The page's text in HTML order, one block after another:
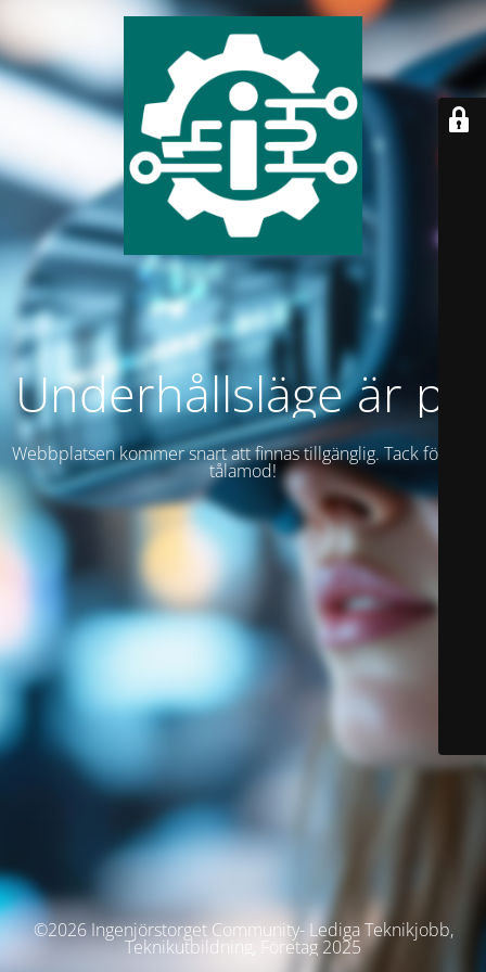
Underhållsläge är på
Webbplatsen kommer snart att finnas tillgänglig. Tack för ditt
tålamod!
©2026 Ingenjörstorget Community- Lediga Teknikjobb,
Teknikutbildning, Företag 2025